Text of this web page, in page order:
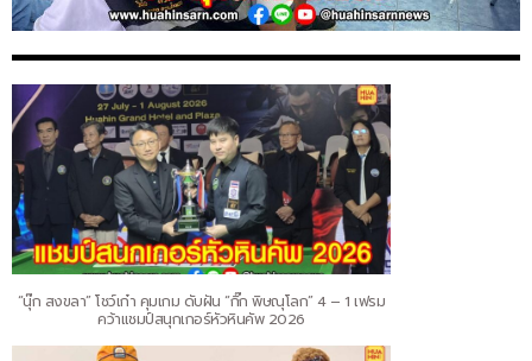
“นุ๊ก สงขลา” โชว์เก๋า คุมเกม ดับฝัน “กิ๊ก พิษณุโลก” 4 – 1 เฟรม
คว้าแชมป์สนุกเกอร์หัวหินคัพ 2026